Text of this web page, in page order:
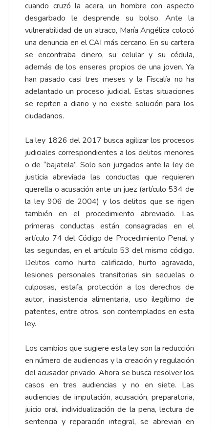
cuando cruzó la acera, un hombre con aspecto
desgarbado le desprende su bolso. Ante la
vulnerabilidad de un atraco, María Angélica colocó
una denuncia en el CAI más cercano. En su cartera
se encontraba dinero, su celular y su cédula,
además de los enseres propios de una joven. Ya
han pasado casi tres meses y la Fiscalía no ha
adelantado un proceso judicial. Estas situaciones
se repiten a diario y no existe solución para los
ciudadanos.
La ley 1826 del 2017 busca agilizar los procesos
judiciales correspondientes a los delitos menores
o de “bajatela”. Solo son juzgados ante la ley de
justicia abreviada las conductas que requieren
querella o acusación ante un juez (artículo 534 de
la ley 906 de 2004) y los delitos que se rigen
también en el procedimiento abreviado. Las
primeras conductas están consagradas en el
artículo 74 del Código de Procedimiento Penal y
las segundas, en el artículo 53 del mismo código.
Delitos como hurto calificado, hurto agravado,
lesiones personales transitorias sin secuelas o
culposas, estafa, protección a los derechos de
autor, inasistencia alimentaria, uso ilegítimo de
patentes, entre otros, son contemplados en esta
ley.
Los cambios que sugiere esta ley son la reducción
en número de audiencias y la creación y regulación
del acusador privado. Ahora se busca resolver los
casos en tres audiencias y no en siete. Las
audiencias de imputación, acusación, preparatoria,
juicio oral, individualización de la pena, lectura de
sentencia y reparación integral, se abrevian en